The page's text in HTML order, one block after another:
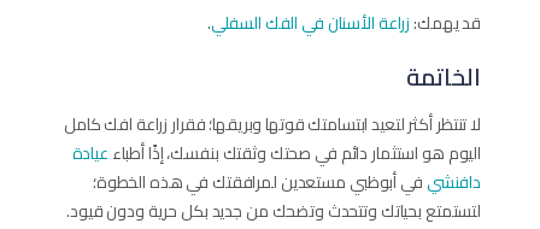
قد يهمك:زراعة الأسنان في الفك السفلي.
الخاتمة
لا تنتظر أكثر لتعيد ابتسامتك قوتها وبريقها؛ فقرار زراعة افك كامل
اليوم هو استثمار دائم في صحتك وثقتك بنفسك، إذًا أطباءعيادة
دافنشيفي أبوظبي مستعدين لمرافقتك في هذه الخطوة؛
لتستمتع بحياتك وتتحدث وتضحك من جديد بكل حرية ودون قيود.